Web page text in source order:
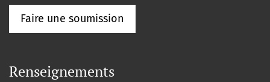
Faire une soumission
Renseignements